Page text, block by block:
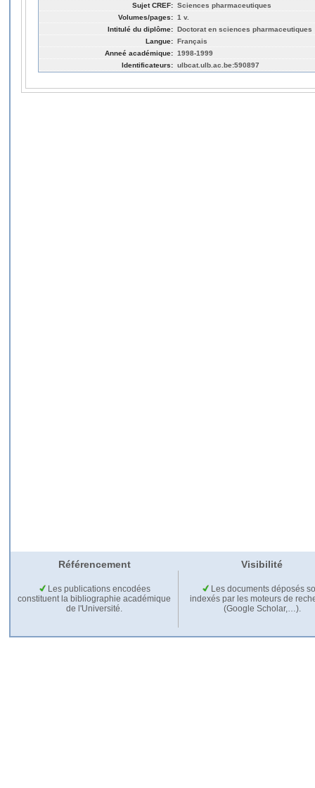
Sujet CREF: Sciences pharmaceutiques
Volumes/pages: 1 v.
Intitulé du diplôme: Doctorat en sciences pharmaceutiques
Langue: Français
Anneé académique: 1998-1999
Identificateurs: ulbcat.ulb.ac.be:590897
Référencement Visibilité
Les publications encodées
constituent la bibliographie académique
de l'Université.
Les documents déposés
indexés par les moteurs de
(Google Scholar,…).